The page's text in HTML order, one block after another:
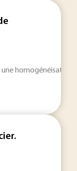
une homogénéisation